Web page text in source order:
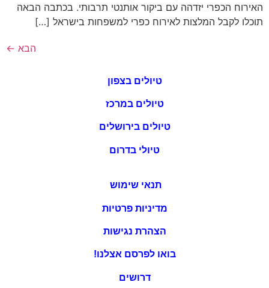
האירוח הכפרי יזדהה עם ביקור אותנטי תרבותי. בכתבה הבאה
תוכלו לקבל המלצות לאירוח כפרי למשפחות בישראל […]
הבא ←
טיולים בצפון
טיולים במרכז
טיולים בירושלים
טיולי בדרום
תנאי שימוש
מדיניות פרטיות
הצהרת נגישות
בואו לפרסם אצלנו!
דרושים